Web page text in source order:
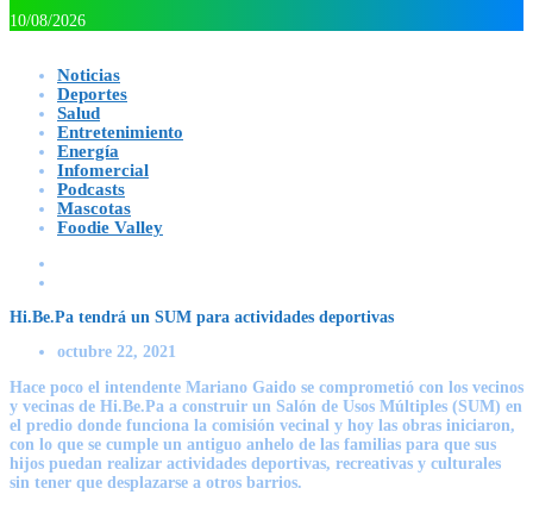
10/08/2026
Noticias
Deportes
Salud
Entretenimiento
Energía
Infomercial
Podcasts
Mascotas
Foodie Valley
Hi.Be.Pa tendrá un SUM para actividades deportivas
octubre 22, 2021
Hace poco el intendente Mariano Gaido se comprometió con los vecinos
y vecinas de Hi.Be.Pa a construir un Salón de Usos Múltiples (SUM) en
el predio donde funciona la comisión vecinal y hoy las obras iniciaron,
con lo que se cumple un antiguo anhelo de las familias para que sus
hijos puedan realizar actividades deportivas, recreativas y culturales
sin tener que desplazarse a otros barrios.